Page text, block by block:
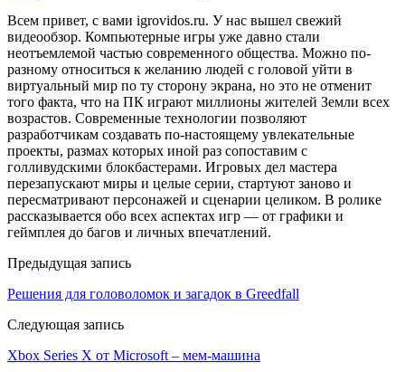
Всем привет, с вами igrovidos.ru. У нас вышел свежий
видеообзор. Компьютерные игры уже давно стали
неотъемлемой частью современного общества. Можно по-
разному относиться к желанию людей с головой уйти в
виртуальный мир по ту сторону экрана, но это не отменит
того факта, что на ПК играют миллионы жителей Земли всех
возрастов. Современные технологии позволяют
разработчикам создавать по-настоящему увлекательные
проекты, размах которых иной раз сопоставим с
голливудскими блокбастерами. Игровых дел мастера
перезапускают миры и целые серии, стартуют заново и
пересматривают персонажей и сценарии целиком. В ролике
рассказывается обо всех аспектах игр — от графики и
геймплея до багов и личных впечатлений.
Предыдущая запись
Решения для головоломок и загадок в Greedfall
Следующая запись
Xbox Series X от Microsoft – мем-машина